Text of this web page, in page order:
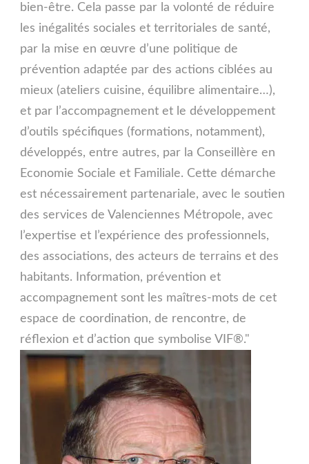
bien-être. Cela passe par la volonté de réduire
les inégalités sociales et territoriales de santé,
par la mise en œuvre d’une politique de
prévention adaptée par des actions ciblées au
mieux (ateliers cuisine, équilibre alimentaire…),
et par l’accompagnement et le développement
d’outils spécifiques (formations, notamment),
développés, entre autres, par la Conseillère en
Economie Sociale et Familiale. Cette démarche
est nécessairement partenariale, avec le soutien
des services de Valenciennes Métropole, avec
l’expertise et l’expérience des professionnels,
des associations, des acteurs de terrains et des
habitants. Information, prévention et
accompagnement sont les maîtres-mots de cet
espace de coordination, de rencontre, de
réflexion et d’action que symbolise VIF®."